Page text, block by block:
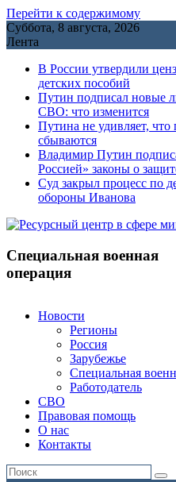
Перейти к содержимому
Суббота, 8 августа, 2026
Лента
В России утвердили
детских пособий
Путин подписал новые
СВО: что изменится
Путина не удивляет,
сбываются
Владимир Путин
Россией» законы о
Cуд закрыл процесс по
обороны Иванова
Специальная военная
операция
Новости
Регионы
Россия
Зарубежье
Специальная
Работодатель
СВО
Правовая помощь
О нас
Контакты